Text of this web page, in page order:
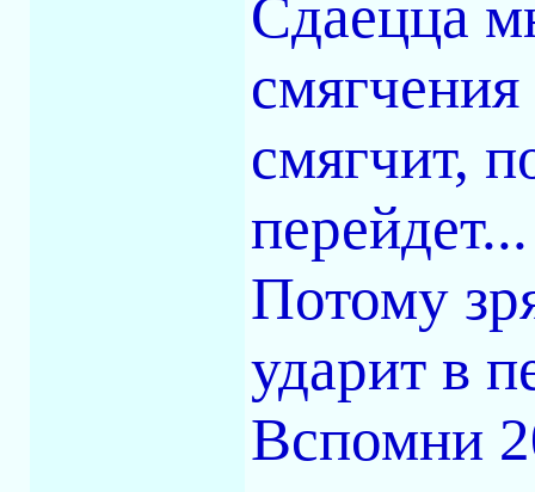
Сдаецца
смягчит,
перейдет...
Потому
ударит в
Вспомни